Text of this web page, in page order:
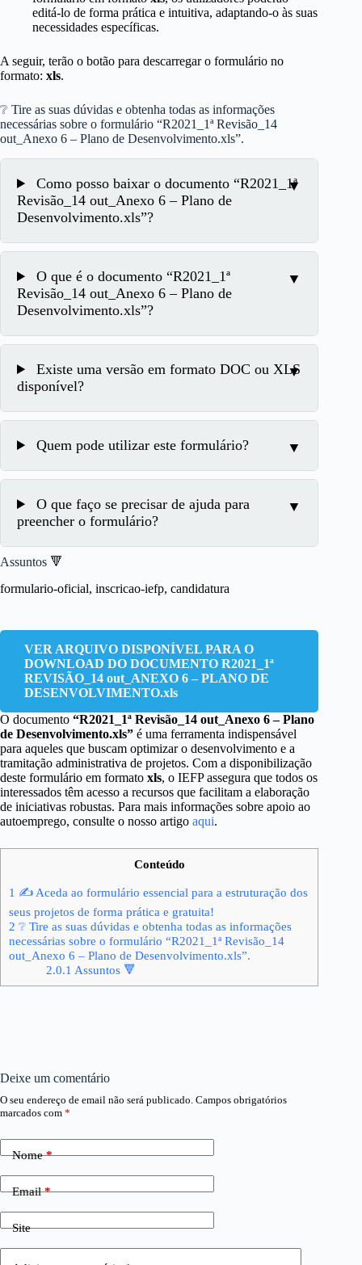
editá-lo de forma prática e intuitiva, adaptando-o às suas
necessidades específicas.
A seguir, terão o botão para descarregar o formulário no
formato: xls.
❔ Tire as suas dúvidas e obtenha todas as informações
necessárias sobre o formulário “R2021_1ª Revisão_14
out_Anexo 6 – Plano de Desenvolvimento.xls”.
Como posso baixar o documento “R2021_1ª
Revisão_14 out_Anexo 6 – Plano de
Desenvolvimento.xls”?
O que é o documento “R2021_1ª
Revisão_14 out_Anexo 6 – Plano de
Desenvolvimento.xls”?
Existe uma versão em formato DOC ou XLS
disponível?
Quem pode utilizar este formulário?
O que faço se precisar de ajuda para
preencher o formulário?
Assuntos 🔻
formulario-oficial, inscricao-iefp, candidatura
VER ARQUIVO DISPONÍVEL PARA O
DOWNLOAD DO DOCUMENTO R2021_1ª
REVISÃO_14 out_ANEXO 6 – PLANO DE
DESENVOLVIMENTO.xls
O documento “R2021_1ª Revisão_14 out_Anexo 6 – Plano
de Desenvolvimento.xls” é uma ferramenta indispensável
para aqueles que buscam optimizar o desenvolvimento e a
tramitação administrativa de projetos. Com a disponibilização
deste formulário em formato xls, o IEFP assegura que todos os
interessados têm acesso a recursos que facilitam a elaboração
de iniciativas robustas. Para mais informações sobre apoio ao
autoemprego, consulte o nosso artigo aqui.
Conteúdo
1 ✍ Aceda ao formulário essencial para a estruturação dos
seus projetos de forma prática e gratuita!
2 ❔ Tire as suas dúvidas e obtenha todas as informações
necessárias sobre o formulário “R2021_1ª Revisão_14
out_Anexo 6 – Plano de Desenvolvimento.xls”.
2.0.1 Assuntos 🔻
Deixe um comentário
O seu endereço de email não será publicado. Campos obrigatórios
marcados com *
Nome*
Email*
Site